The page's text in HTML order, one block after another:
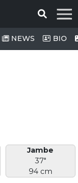
NEWS BIO
Jambe
37"
94 cm